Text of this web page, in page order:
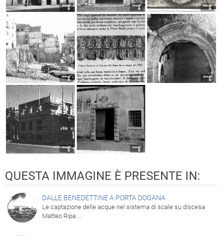
QUESTA IMMAGINE È PRESENTE IN:
DALLE BENEDETTINE A PORTA DOGANA
Le captazione delle acque nel sistema di scale su discesa
Matteo Ripa ...